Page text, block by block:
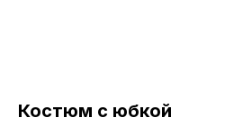
Костюм с юбкой